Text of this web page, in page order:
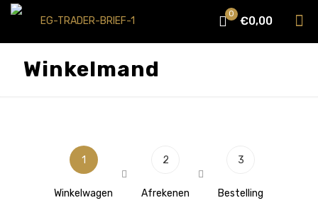
0
€0,00
Winkelmand
1
Winkelwagen
2
Afrekenen
3
Bestelling